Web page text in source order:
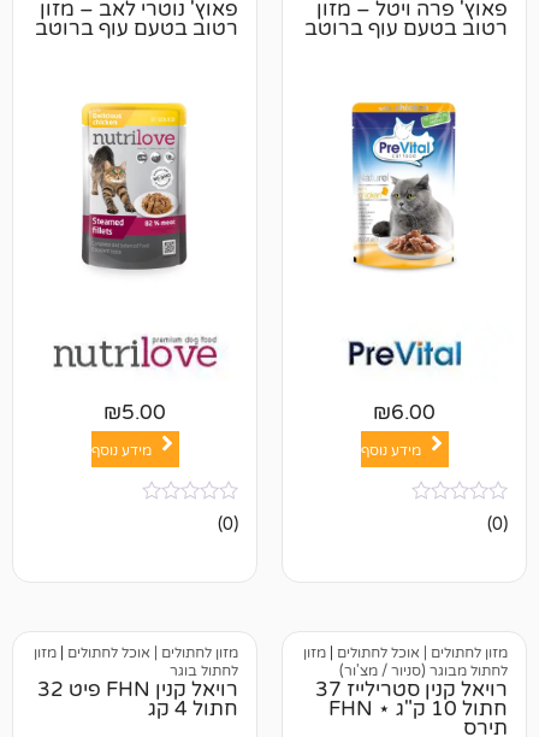
– מזון
ברוטב
פאוץ' נוטרי לאב – מזון
רטוב בטעם עוף ברוטב
לחתולים|מזון
/ מצ'ור)
רויאל קנין סטרילייז 37
חתול 10 ק"ג ⋆ FHN
מזון לחתולים | אוכל לחתולים|מזון
לחתול בוגר
רויאל קנין FHN פיט 32
חתול 4 קג